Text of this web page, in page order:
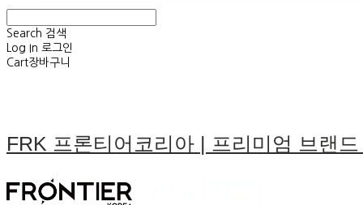
Search 검색
Log In 로그인
Cart장바구니
FRK 프론티어코리아 | 프리미엄 브랜